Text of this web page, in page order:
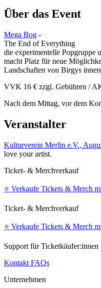
Über das Event
Mega Bog -
The End of Everything
die experimentelle Popgruppe
macht Platz für neue
Landschaften von Birgys
VVK 16 € zzgl. Gebühren /
Nach dem Mittag, vor dem
Veranstalter
Kulturverein Merlin e.V.,
love your artist.
Ticket- & Merchverkauf
⭐️ Verkaufe Tickets & Merch
Ticket- & Merchverkauf
⭐️ Verkaufe Tickets & Merch
Support für Ticketkäufer:innen
Kontakt FAQs
Unternehmen